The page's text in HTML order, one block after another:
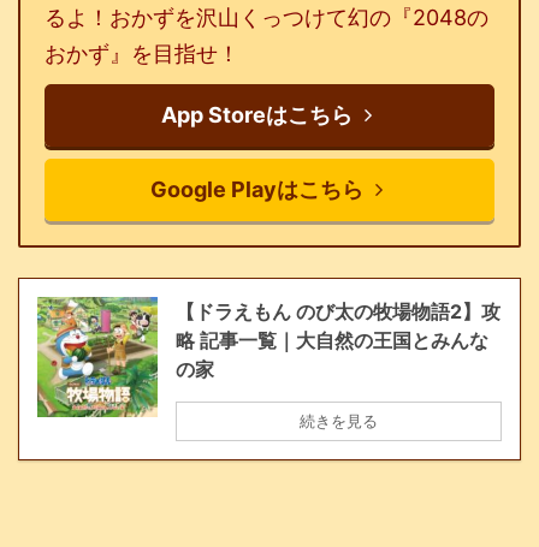
るよ！おかずを沢山くっつけて幻の『2048の
おかず』を目指せ！
App Storeはこちら
Google Playはこちら
【ドラえもん のび太の牧場物語2】攻
略 記事一覧｜大自然の王国とみんな
の家
続きを見る